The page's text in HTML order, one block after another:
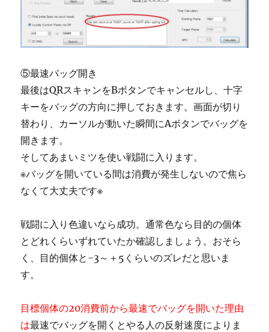
⑤最速バッグ開き
最後はQRスキャンをBボタンでキャンセルし、十字
キーをバッグの方向に押しておきます。画面が切り
替わり、カーソルが動いた瞬間にAボタンでバッグを
開きます。
そしてあまいミツを使い戦闘に入ります。
※バッグを開いている間は消費が発生しないので焦ら
なくて大丈夫です※
戦闘に入り色違いなら成功。通常色なら目的の個体
とどれくらいずれていたか確認しましょう。おそら
く、目的個体と-3～＋5くらいのズレだと思いま
す。
目標個体の20消費前から最速でバッグを開いた理由
は最速でバッグを開くとやる人の反射速度によりま